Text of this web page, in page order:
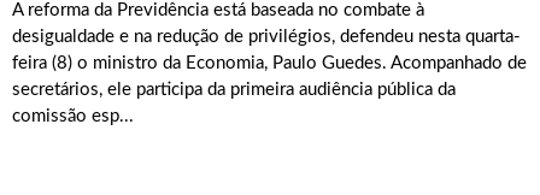
A reforma da Previdência está baseada no combate à
desigualdade e na redução de privilégios, defendeu nesta quarta-
feira (8) o ministro da Economia, Paulo Guedes. Acompanhado de
secretários, ele participa da primeira audiência pública da
comissão esp...